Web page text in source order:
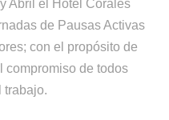
Abril el Hotel Corales
de Pausas Activas
con el propósito de
compromiso de todos
trabajo.